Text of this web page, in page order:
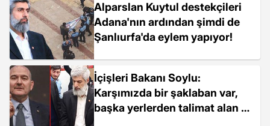
Alparslan Kuytul destekçileri
Adana'nın ardından şimdi de
Şanlıurfa'da eylem yapıyor!
İçişleri Bakanı Soylu:
Karşımızda bir şaklaban var,
başka yerlerden talimat alan bir